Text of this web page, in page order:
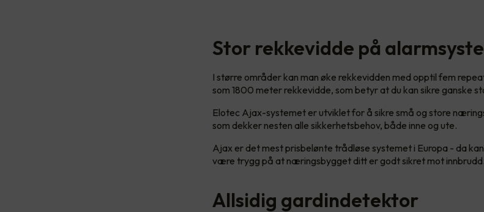
Stor rekkevidde på
I større områder kan man øke rekkevidden med opptil fem
som 1800 meter rekkevidde, som betyr at du kan sikre ganske
Elotec Ajax-systemet er utviklet for å sikre små og store
som dekker nesten alle sikkerhetsbehov, både inne og ute.
Ajax er det mest prisbelønte trådløse systemet i Europa - da
være trygg på at næringsbygget ditt er godt sikret mot innbrudd.
Allsidig gardindetektor